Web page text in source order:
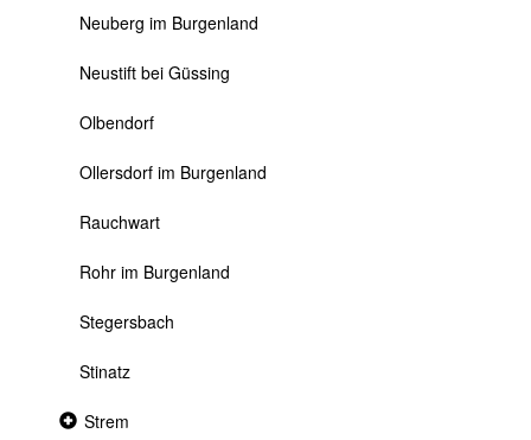
Neuberg im Burgenland
Neustift bei Güssing
Olbendorf
Ollersdorf im Burgenland
Rauchwart
Rohr im Burgenland
Stegersbach
Stinatz
Collapsed
Strem